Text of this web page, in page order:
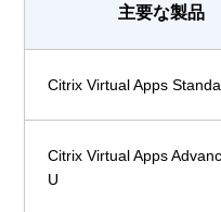
主要な製品
Citrix Virtual Apps
Citrix Virtual Apps
U